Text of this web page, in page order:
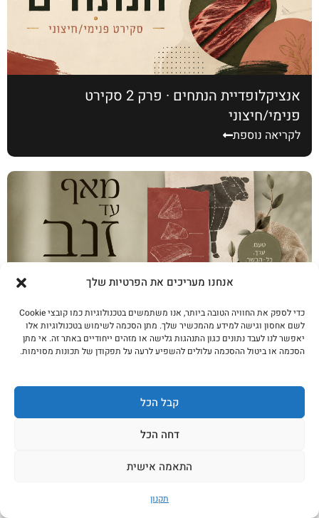
אנחנו מעריכים את הפרטיות שלך
כדי לספק את החוויה הטובה ביותר, אנו משתמשים בטכנולוגיות כמו קובצי Cookie
לשם אחסון וגישה למידע מהמכשיר שלך. מתן הסכמה לשימוש בטכנולוגיות אלו
יאפשר לנו לעבד נתונים כגון התנהגות גלישה או מזהים ייחודיים באתר זה. אי מתן
הסכמה או ביטול ההסכמה עלולים להשפיע לרעה על תפקודן של תכונות מסוימות.
קבל הכל
דחה הכל
התאמה אישית
תקנון
אנציקלופדיית הנתחים · פרק 2 סקירט
פנימי/חיצוני
לקריאה נוספת
מאף עד זנב: 5 נתחים שלא חשבתם לקנות (וכל
אחד עולה חצי מאנטרקוט)